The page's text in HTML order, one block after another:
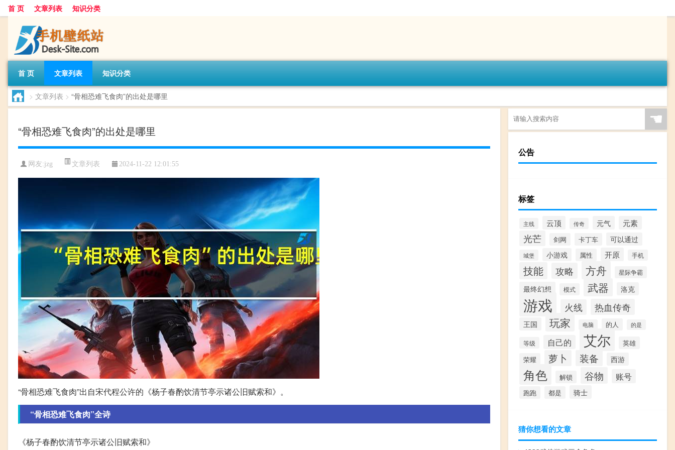
首 页 文章列表 知识分类
首 页 文章列表 知识分类
> 文章列表 > “骨相恐难飞食肉”的出处是哪里
“骨相恐难飞食肉”的出处是哪里
网友:jzg 文章列表 2024-11-22 12:01:55
“骨相恐难飞食肉”出自宋代程公许的《杨子春酌饮清节亭示诸公旧赋索和》。
“骨相恐难飞食肉”全诗
《杨子春酌饮清节亭示诸公旧赋索和》
☚
公告
标签
主线 云顶 传奇 元气 元素
光芒 剑网 卡丁车 可以通过
城堡 小游戏 属性 开原 手机
技能 攻略 方舟 星际争霸
最终幻想 模式 武器 洛克
游戏 火线 热血传奇
王国 玩家 电脑 的人 的是
等级 自己的 艾尔
英雄
荣耀
萝卜 装备 西游
角色 解锁 谷物 账号
跑跑 都是 骑士
猜你想看的文章